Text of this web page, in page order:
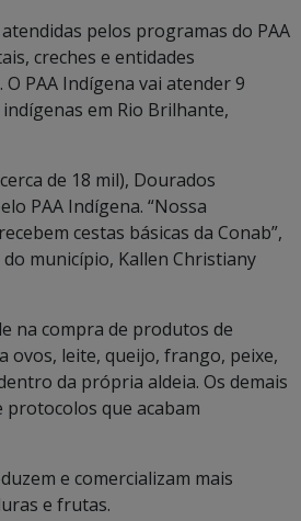
pelos programas do PAA
creches e entidades
O PAA Indígena vai atender 9
em Rio Brilhante,
de 18 mil), Dourados
PAA Indígena. “Nossa
cestas básicas da Conab”,
município, Kallen Christiany
na compra de produtos de
ovos, leite, queijo, frango, peixe,
da própria aldeia. Os demais
protocolos que acabam
e comercializam mais
e frutas.